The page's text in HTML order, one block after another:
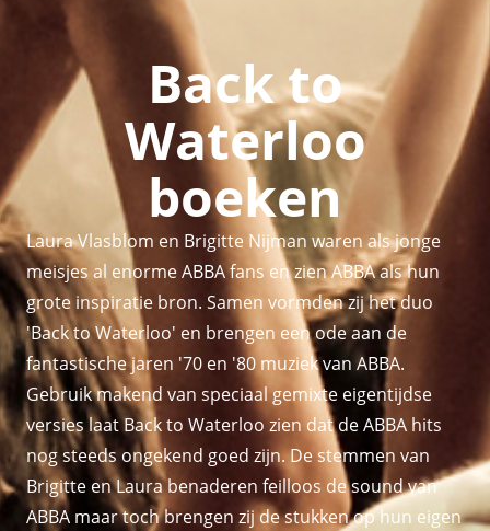
Back to
Waterloo
boeken
Laura Vlasblom en Brigitte Nijman waren als jonge
meisjes al enorme ABBA fans en zien ABBA als hun
grote inspiratie bron. Samen vormden zij het duo
'Back to Waterloo' en brengen een ode aan de
fantastische jaren '70 en '80 muziek van ABBA.
Gebruik makend van speciaal gemixte eigentijdse
versies laat Back to Waterloo zien dat de ABBA hits
nog steeds ongekend goed zijn. De stemmen van
Brigitte en Laura benaderen feilloos de sound van
ABBA maar toch brengen zij de stukken op hun eigen